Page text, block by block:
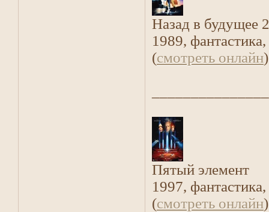
Назад в будущее 2
1989,
(смотреть онлайн)
Пятый элемент
1997,
(смотреть онлайн)